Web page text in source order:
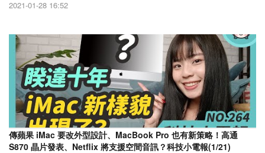
2021-01-28 16:52
傳蘋果 iMac 要改外型設計、MacBook Pro 也有新策略！高通
S870 晶片發表、Netflix 將支援空間音訊？科技小電報(1/21)